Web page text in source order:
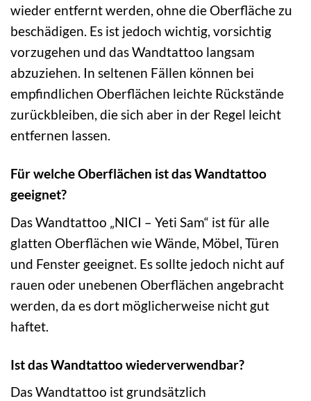
wieder entfernt werden, ohne die Oberfläche zu
beschädigen. Es ist jedoch wichtig, vorsichtig
vorzugehen und das Wandtattoo langsam
abzuziehen. In seltenen Fällen können bei
empfindlichen Oberflächen leichte Rückstände
zurückbleiben, die sich aber in der Regel leicht
entfernen lassen.
Für welche Oberflächen ist das Wandtattoo
geeignet?
Das Wandtattoo „NICI – Yeti Sam“ ist für alle
glatten Oberflächen wie Wände, Möbel, Türen
und Fenster geeignet. Es sollte jedoch nicht auf
rauen oder unebenen Oberflächen angebracht
werden, da es dort möglicherweise nicht gut
haftet.
Ist das Wandtattoo wiederverwendbar?
Das Wandtattoo ist grundsätzlich